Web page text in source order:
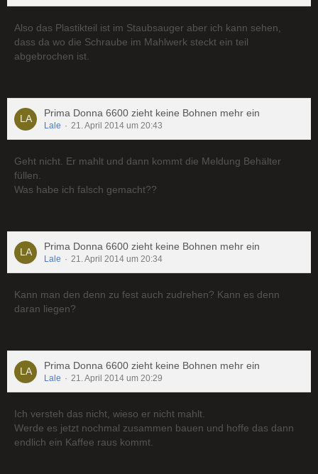
Also das Plastikteil ist im Staubsauger aber ich kann sehen,
dass da wo die Schraube im Mahlwerk steckt ein teil
abgebrochen ist.
Prima Donna 6600 zieht keine Bohnen mehr ein
Lale 21. April 2014 um 20:43
Geht nicht. Er mahlt und dann kommt die Meldung Behälter
füllen.
Was habe ich falsch gemacht??
Prima Donna 6600 zieht keine Bohnen mehr ein
Lale 21. April 2014 um 20:34
Kann man den denn zu fest auch zudrehen? Kann es denn
daran liegen?
Prima Donna 6600 zieht keine Bohnen mehr ein
Lale 21. April 2014 um 20:29
Ich versteh das nicht, wieso er nicht mahlt.
Werde es jetzt nochmal zusammen bauen und hoffe das dann
endlich ein Kaffee raus kommt.